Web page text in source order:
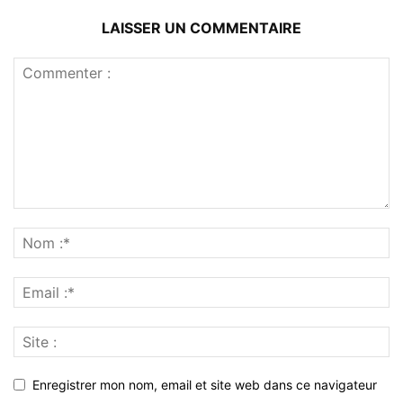
LAISSER UN COMMENTAIRE
Enregistrer mon nom, email et site web dans ce navigateur